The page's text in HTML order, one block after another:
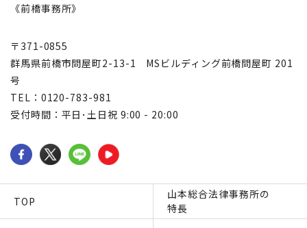
《前橋事務所》
〒371-0855
群馬県前橋市問屋町2-13-1 MSビルディング前橋問屋町 201
号
TEL：0120-783-981
受付時間：平日･土日祝 9:00 - 20:00
TOP
山本総合法律事務所の
特長